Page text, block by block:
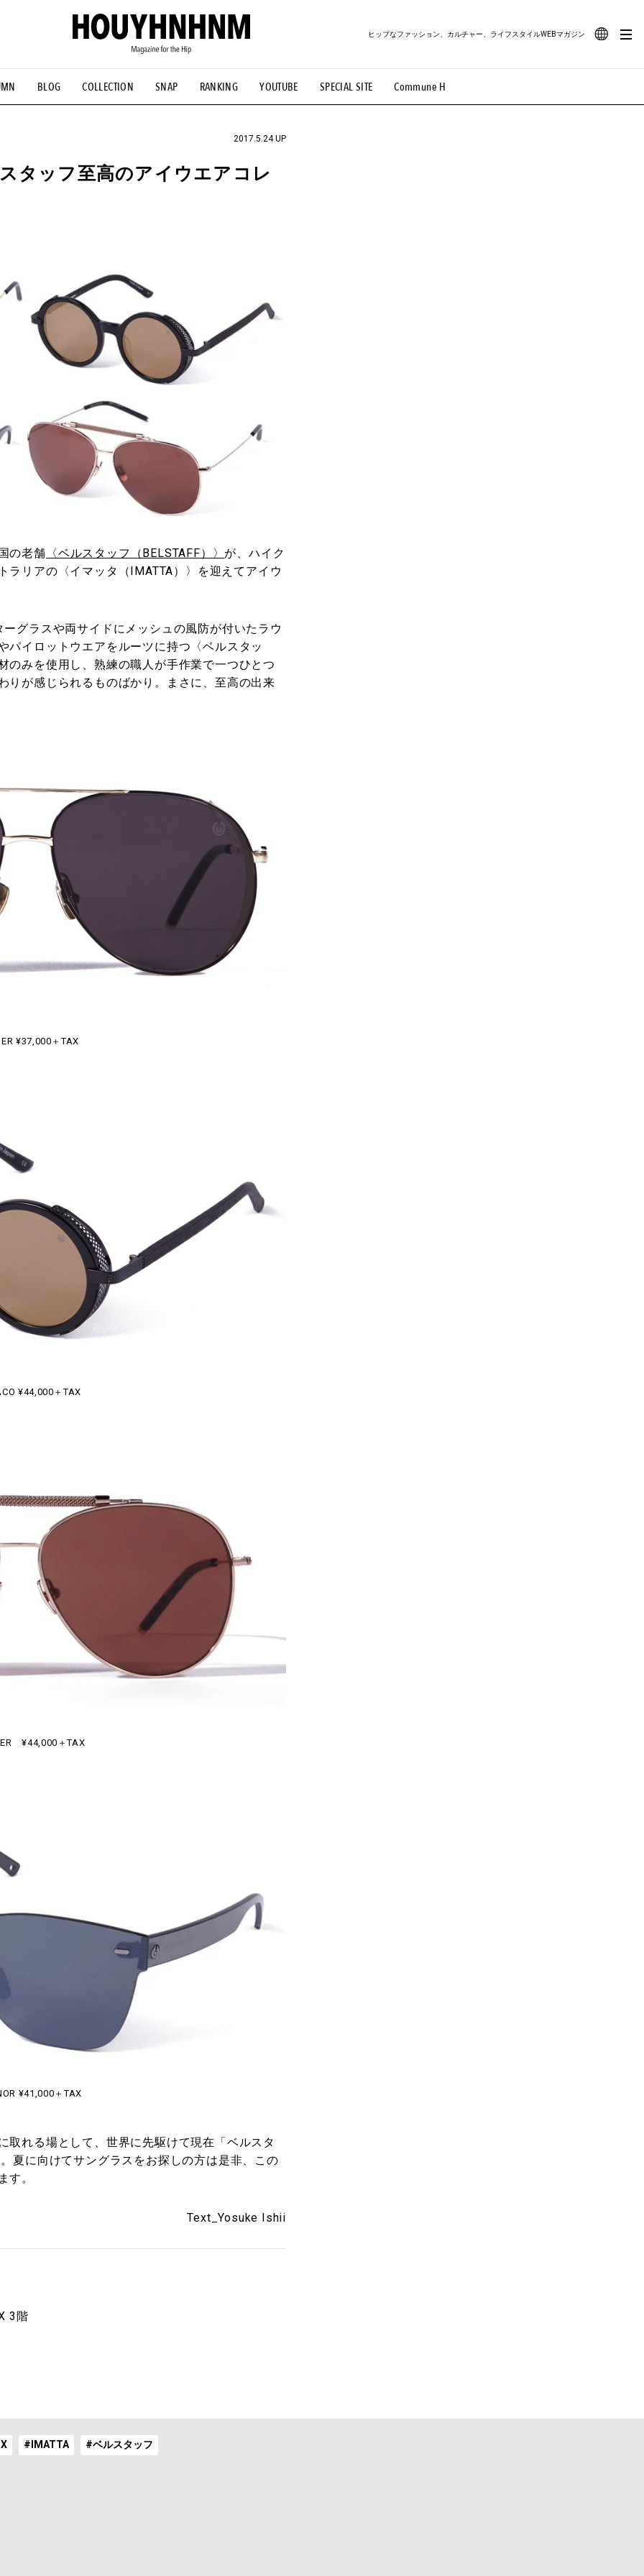
BLOG COLLECTION SNAP RANKING YOUTUBE SPECIAL SITE Commune H
ヒップなファッション、カルチャー、ライフスタイルWEBマガジン
#古着サミット #NEW VINTAGE #マイナーグッド図鑑 #路地裏てぃーん。 #MONTHLY JOURNAL
#FOCUS IT #AH.H #ととけん #FASHION #MUSIC #MOVIE #LIFESTYLE #SNEAKER #OUTDOOR
2017.5.24 UP
タッフ至高のアイウエアコレ
の老舗 〈ベルスタッフ（BELSTAFF）〉 が、ハイク
ラリアの〈イマッタ（IMATTA）〉を迎えてアイウ
グラスや両サイドにメッシュの風防が付いたラウ
パイロットウエアをルーツに持つ〈ベルスタッ
のみを使用し、熟練の職人が手作業で一つひとつ
りが感じられるものばかり。まさに、至高の出来
¥37,000＋TAX
¥44,000＋TAX
¥44,000＋TAX
¥41,000＋TAX
取れる場として、世界に先駆けて現在「ベルスタ
夏に向けてサングラスをお探しの方は是非、この
す。
Text_Yosuke Ishii
3階
#IMATTA #ベルスタッフ